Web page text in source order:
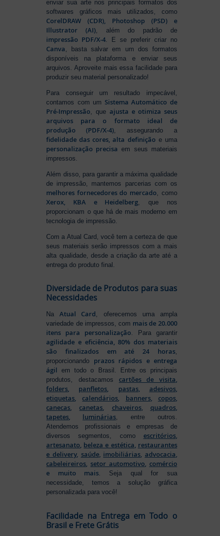
enviar sua arte nos principais formatos dos
softwares gráficos mais utilizados, como
CorelDRAW (CDR), Photoshop (PSD) e
Illustrator (AI) , além do padrão de
impressão PDF/X-4 . E se preferir criar no
Canva , basta salvar em um dos formatos
disponíveis na plataforma e enviar seus
arquivos. Aproveite mais essa facilidade para
produzir seu material personalizado!
Para conseguir um resultado impecável,
contamos com um Sistema Automático de
Pré-Impressão , queajusta e otimiza seus
arquivos para o formato ideal de
produção (PDF/X-4) , assegurando a
fidelidade das cores, alta definição e uma
personalização precisa em seus materiais
impressos.
Além disso, para garantir a máxima qualidade
de impressão, mantemos parcerias com os
melhores fornecedores do mercado , como
Xerox, KBA e Heidelberg , que nos
proporcionam o que há de mais moderno em
tecnologia de impressão.
Com a Atual Card, você tem a certeza de que
seus materiais serão impressos com a mais
alta qualidade, desde a criação da arte até a
entrega do produto final.
Diversidade de Produtos para suas
Necessidades
NaAtual Card, oferecemos uma ampla
variedade de impressos, com mais de 20.000
itens para personalização. Para garantir
agilidade e eficiência, 80% dos materiais
são finalizados em até 24 horas,
proporcionando prazos rápidos e entrega
ágil em todo o Brasil. Entre os principais
produtos, destacamos cartões de visita,
folders, panfletos, pastas, adesivos,
etiquetas,calendários, banners, copos,
canecas,canetas, chaveiros, quadros,
tapetes, luminárias, entre outros.
Atendemos profissionais e empresas de
diversos segmentos, como escritórios,
artesanato, beleza e estética, restaurantes
e delivery, saúde, imobiliárias, advocacia,
cabeleireiros, setor automotivo, comércio
e muito mais. Seja qual for sua
necessidade, temos a solução gráfica
personalizada para você!
Facilidade na Entrega em Todo o
Brasil e Frete Grátis